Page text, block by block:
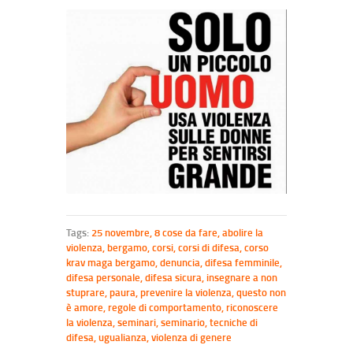
Tags:25 novembre,8 cose da fare,abolire la
violenza,bergamo,corsi,corsi di difesa,corso
krav maga bergamo,denuncia,difesa femminile,
difesa personale,difesa sicura,insegnare a non
stuprare,paura,prevenire la violenza,questo non
è amore,regole di comportamento,riconoscere
la violenza,seminari,seminario,tecniche di
difesa,ugualianza,violenza di genere